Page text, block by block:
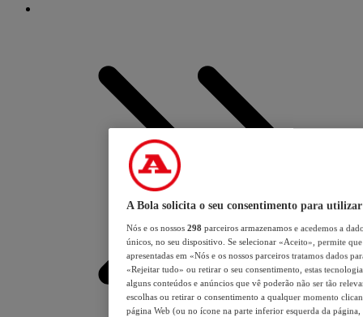
A Bola solicita o seu consentimento para utilizar
Nós e os nossos 298 parceiros armazenamos e acedemos a
únicos, no seu dispositivo. Se selecionar «Aceito», permite
apresentadas em «Nós e os nossos parceiros tratamos dados
«Rejeitar tudo» ou retirar o seu consentimento, estas
alguns conteúdos e anúncios que vê poderão não ser tão
escolhas ou retirar o consentimento a qualquer momento
página Web (ou no ícone na parte inferior esquerda da página,